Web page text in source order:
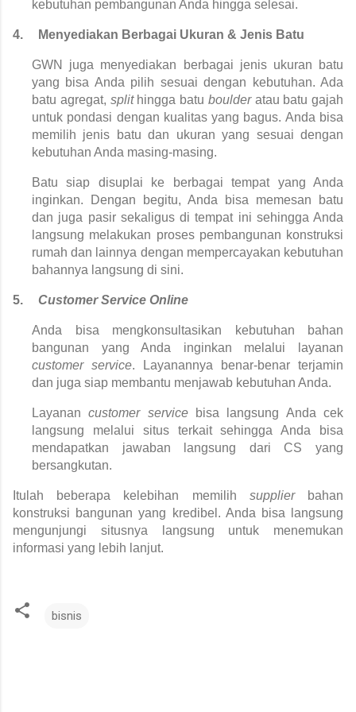
kebutuhan pembangunan Anda hingga selesai.
4. Menyediakan Berbagai Ukuran & Jenis Batu
GWN juga menyediakan berbagai jenis ukuran batu
yang bisa Anda pilih sesuai dengan kebutuhan. Ada
batu agregat, split hingga batu boulder atau batu gajah
untuk pondasi dengan kualitas yang bagus. Anda bisa
memilih jenis batu dan ukuran yang sesuai dengan
kebutuhan Anda masing-masing.
Batu siap disuplai ke berbagai tempat yang Anda
inginkan. Dengan begitu, Anda bisa memesan batu
dan juga pasir sekaligus di tempat ini sehingga Anda
langsung melakukan proses pembangunan konstruksi
rumah dan lainnya dengan mempercayakan kebutuhan
bahannya langsung di sini.
5. Customer Service Online
Anda bisa mengkonsultasikan kebutuhan bahan
customer service. Layanannya benar-benar terjamin
dan juga siap membantu menjawab kebutuhan Anda.
Layanan customer service
bisa langsung Anda cek
langsung melalui situs terkait sehingga Anda bisa
mendapatkan jawaban langsung dari CS yang
bersangkutan.
Itulah beberapa kelebihan memilih supplier
bahan
konstruksi bangunan yang kredibel. Anda bisa langsung
mengunjungi situsnya langsung untuk menemukan
informasi yang lebih lanjut.
bisnis